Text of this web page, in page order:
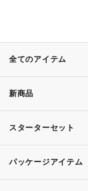
全てのアイテム
新商品
スターターセット
パッケージアイテム